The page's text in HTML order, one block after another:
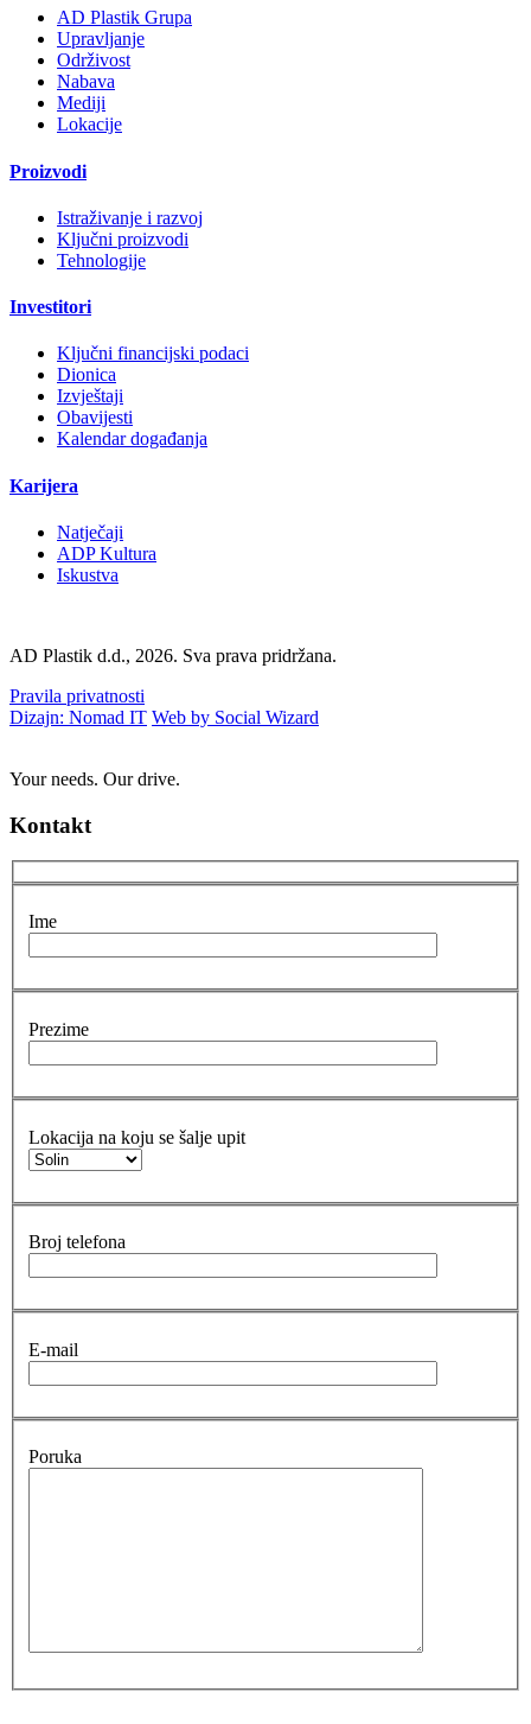
AD Plastik Grupa
Upravljanje
Održivost
Nabava
Mediji
Lokacije
Proizvodi
Istraživanje i razvoj
Ključni proizvodi
Tehnologije
Investitori
Ključni financijski podaci
Dionica
Izvještaji
Obavijesti
Kalendar događanja
Karijera
Natječaji
ADP Kultura
Iskustva
AD Plastik d.d., 2026. Sva prava pridržana.
Pravila privatnosti
Dizajn: Nomad IT Web by Social Wizard
Your needs. Our drive.
Kontakt
Ime
Prezime
Lokacija na koju se šalje upit
Broj telefona
E-mail
Poruka